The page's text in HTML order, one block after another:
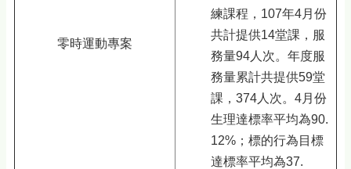
零時運動專案
練課程，107年4月份
共計提供14堂課，服
務量94人次。年度服
務量累計共提供59堂
課，374人次。4月份
生理達標率平均為90.
12%；標的行為目標
達標率平均為37.